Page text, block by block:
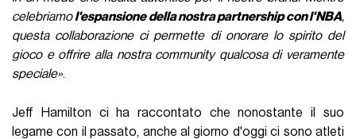
celebriamol'espansione della nostra partnership con l'NBA,
questa collaborazione ci permette di onorare lo spirito del
gioco e offrire alla nostra community qualcosa di veramente
speciale».
Jeff Hamilton ci ha raccontato che nonostante il suo
legame con il passato, anche al giorno d'oggi ci sono atleti